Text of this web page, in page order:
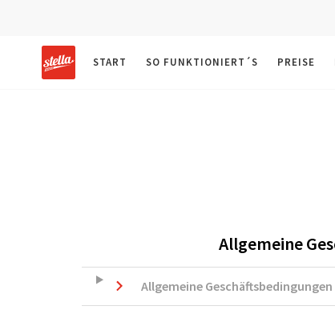
START SO FUNKTIONIERT´S PREISE
Allgemeine
Allgemeine